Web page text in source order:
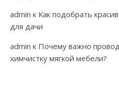
admin к Как подобрать
для дачи
admin к Почему важно
химчистку мягкой мебели?